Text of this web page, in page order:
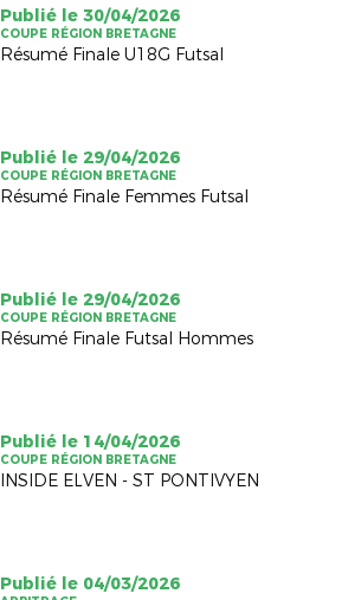
Publié le 30/04/2026
COUPE RÉGION BRETAGNE
Résumé Finale U18G Futsal
Publié le 29/04/2026
COUPE RÉGION BRETAGNE
Résumé Finale Femmes Futsal
Publié le 29/04/2026
COUPE RÉGION BRETAGNE
Résumé Finale Futsal Hommes
Publié le 14/04/2026
COUPE RÉGION BRETAGNE
INSIDE ELVEN - ST PONTIVYEN
Publié le 04/03/2026